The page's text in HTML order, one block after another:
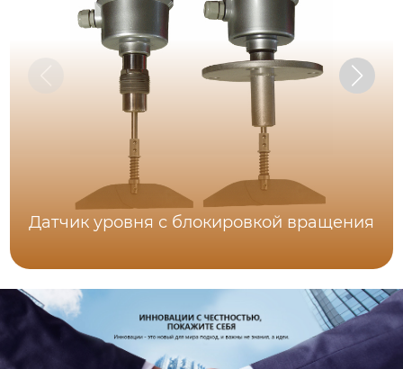
Датчик уровня с блокировкой вращения